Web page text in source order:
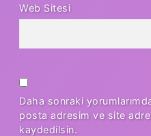
Web Sitesi
Daha sonraki
posta adresim ve site
kaydedilsin.